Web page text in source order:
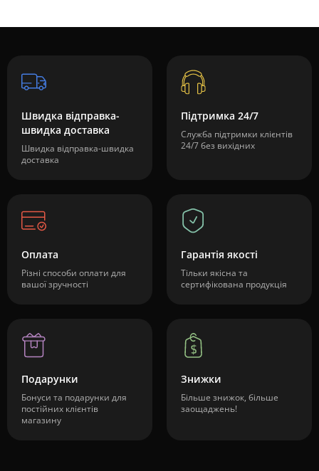
Швидка відправка-
швидка доставка
Швидка відправка-швидка
доставка
Підтримка 24/7
Служба підтримки клієнтів
24/7 без вихідних
Оплата
Різні способи оплати для
вашої зручності
Гарантія якості
Тільки якісна та
сертифікована продукція
Подарунки
Бонуси та подарунки для
постійних клієнтів
магазину
Знижки
Більше знижок, більше
заощаджень!